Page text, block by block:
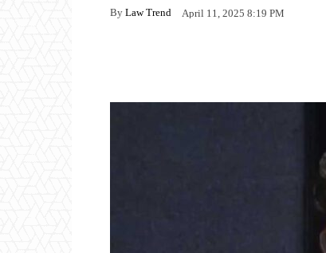
By Law Trend April 11, 2025 8:19 PM